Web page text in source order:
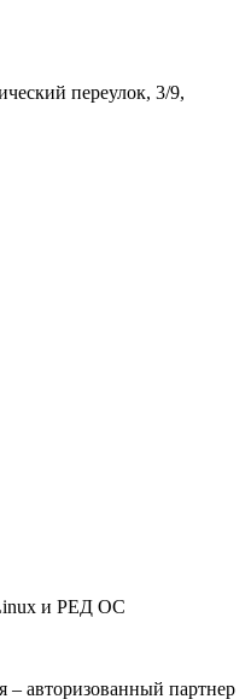
переулок, 3/9,
и РЕД ОС
авторизованный партнер